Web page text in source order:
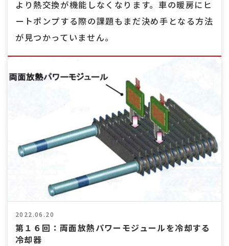
より熱交換が機能しなくなります。車の暖房にヒ
ートポンプする際の課題もまだ決め手となる方法
が見つかっていません。
2022.06.20
第１６回：両面放熱パワーモジュールを冷却する
冷却器